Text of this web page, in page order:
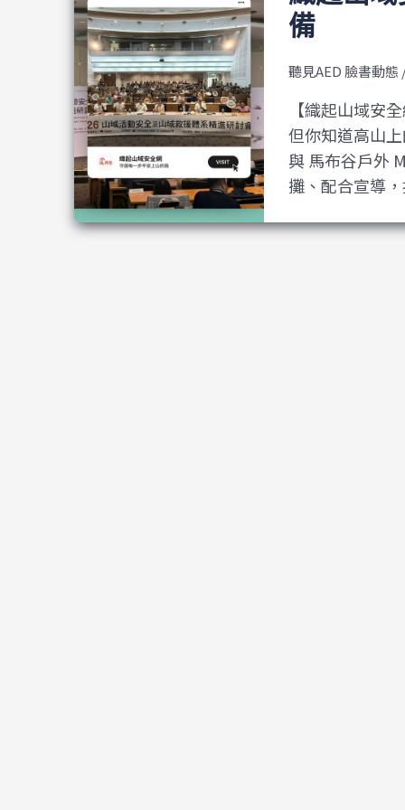
備
聽見AED 臉書動態
【織起山域安
但你知道高山
與 馬布谷戶外
攤、配合宣導